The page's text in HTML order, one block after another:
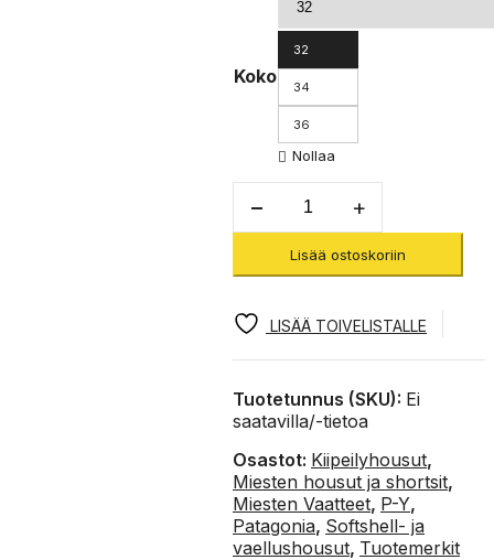
Koko
32
34
36
Nollaa
Wall
Pants
kiipeilyhousut
Lisää ostoskoriin
LISÄÄ TOIVELISTALLE
Tuotetunnus (SKU): Ei
saatavilla/-tietoa
Osastot: Kiipeilyhousut,
Miesten housut ja shortsit,
Miesten Vaatteet, P-Y,
Patagonia, Softshell- ja
vaellushousut, Tuotemerkit